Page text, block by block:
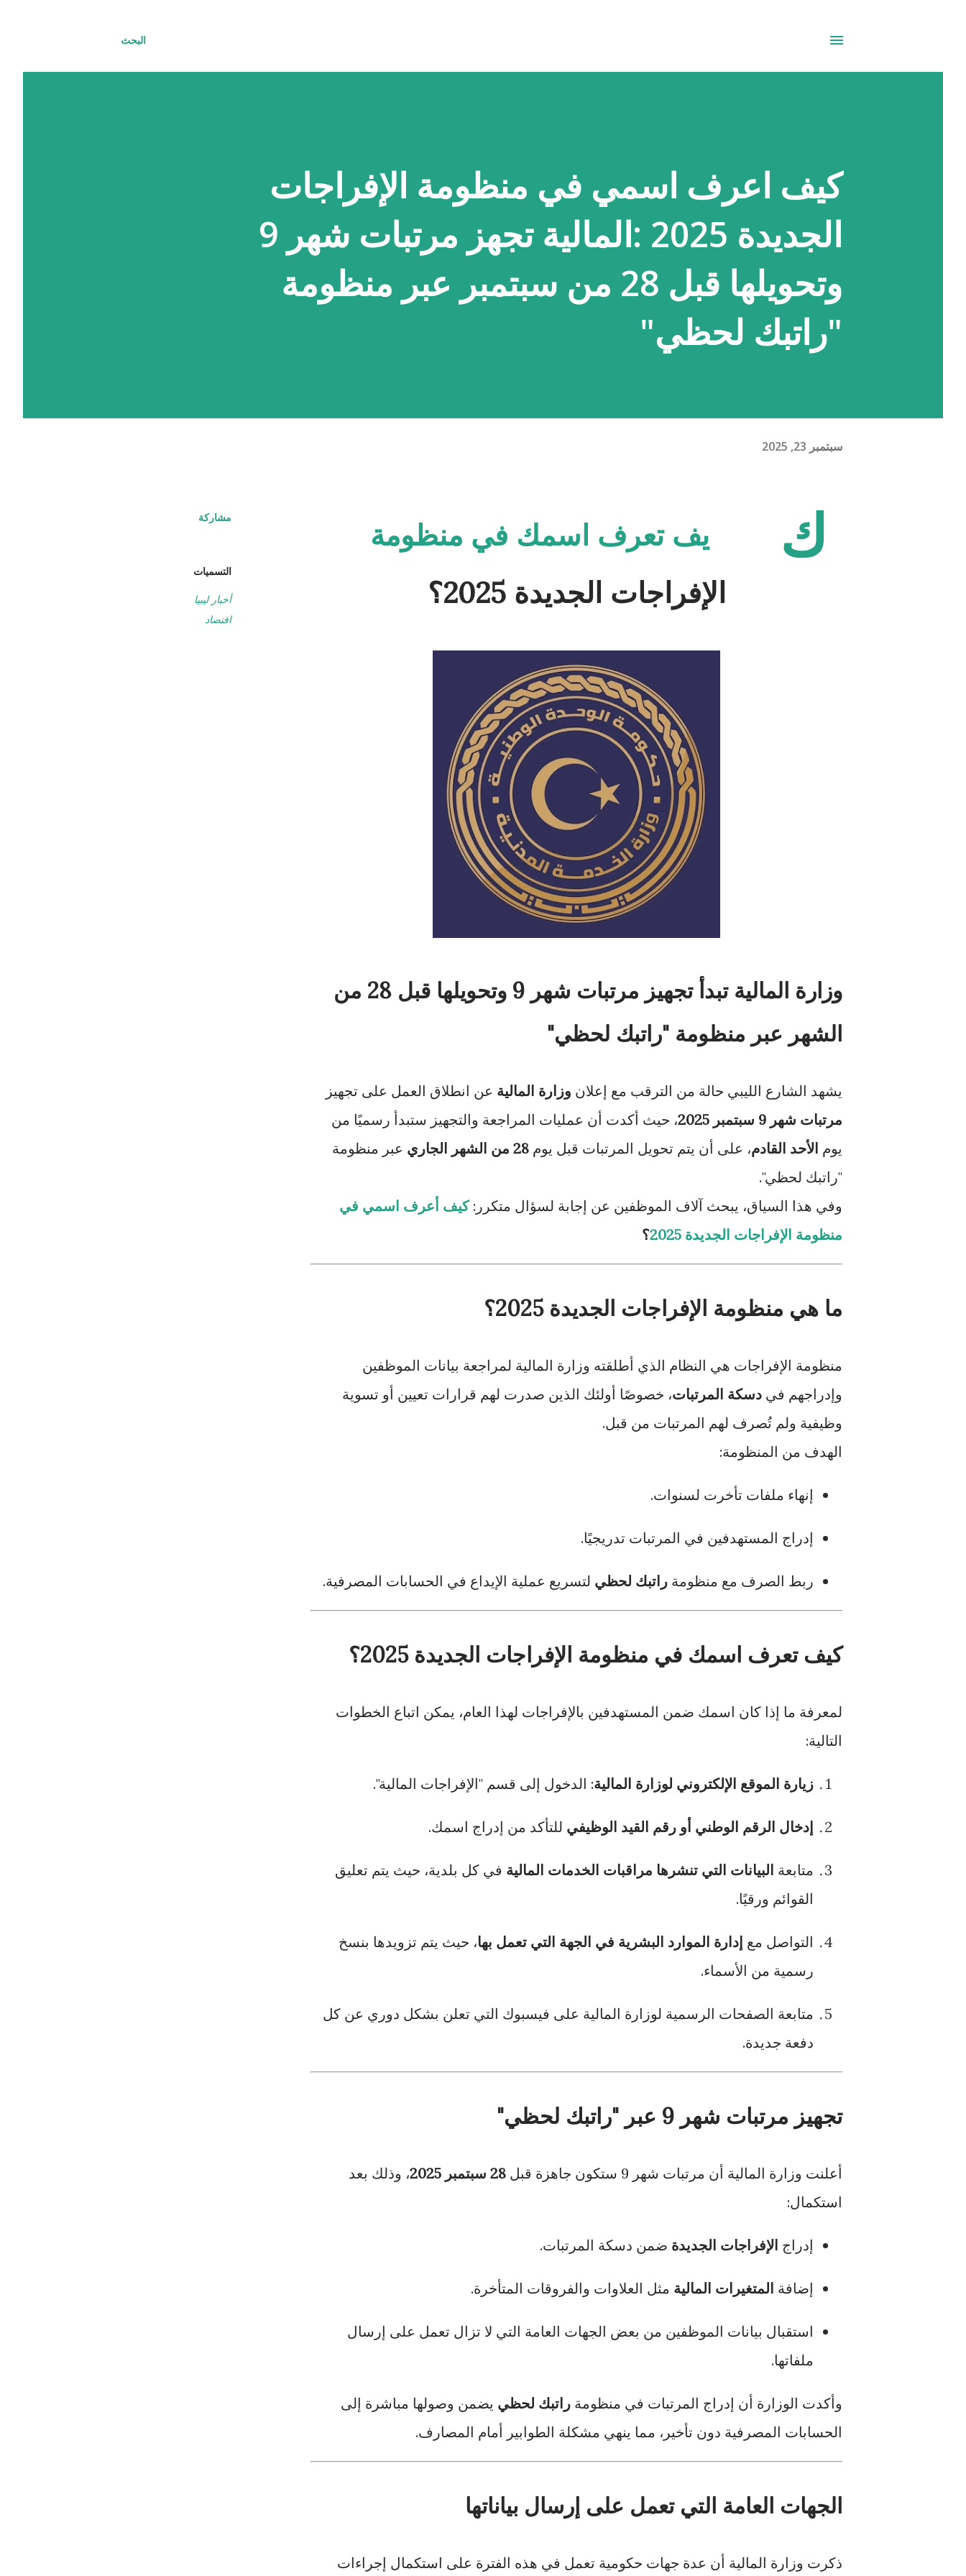
البحث
كيف اعرف اسمي في منظومة الإفراجات
الجديدة 2025 :المالية تجهز مرتبات شهر 9
وتحويلها قبل 28 من سبتمبر عبر منظومة
"راتبك لحظي"
سبتمبر 23, 2025
ك
يف تعرف اسمك في منظومة
الإفراجات الجديدة 2025؟
وزارة المالية تبدأ تجهيز مرتبات شهر 9 وتحويلها قبل 28 من
الشهر عبر منظومة "راتبك لحظي"
يشهد الشارع الليبي حالة من الترقب مع إعلان وزارة المالية عن انطلاق العمل على تجهيز
مرتبات شهر 9 سبتمبر 2025
، حيث أكدت أن عمليات المراجعة والتجهيز ستبدأ رسميًا من
يوم الأحد القادم، على أن يتم تحويل المرتبات قبل يوم 28 من الشهر الجاري
عبر منظومة
"راتبك لحظي".
وفي هذا السياق، يبحث آلاف الموظفين عن إجابة لسؤال متكرر:كيف أعرف اسمي في
منظومة الإفراجات الجديدة 2025
؟
ما هي منظومة الإفراجات الجديدة 2025؟
منظومة الإفراجات هي النظام الذي أطلقته وزارة المالية لمراجعة بيانات الموظفين
وإدراجهم في دسكة المرتبات، خصوصًا أولئك الذين صدرت لهم قرارات تعيين أو تسوية
وظيفية ولم تُصرف لهم المرتبات من قبل.
الهدف من المنظومة:
إنهاء ملفات تأخرت لسنوات.
إدراج المستهدفين في المرتبات تدريجيًا.
ربط الصرف مع منظومة راتبك لحظي لتسريع عملية الإيداع في الحسابات المصرفية.
كيف تعرف اسمك في منظومة الإفراجات الجديدة 2025؟
لمعرفة ما إذا كان اسمك ضمن المستهدفين بالإفراجات لهذا العام، يمكن اتباع الخطوات
التالية:
زيارة الموقع الإلكتروني لوزارة المالية: الدخول إلى قسم "الإفراجات المالية".
إدخال الرقم الوطني أو رقم القيد الوظيفي للتأكد من إدراج اسمك.
متابعة البيانات التي تنشرها مراقبات الخدمات المالية في كل بلدية، حيث يتم تعليق
القوائم ورقيًا.
التواصل مع إدارة الموارد البشرية في الجهة التي تعمل بها، حيث يتم تزويدها بنسخ
رسمية من الأسماء.
متابعة الصفحات الرسمية لوزارة المالية على فيسبوك التي تعلن بشكل دوري عن كل
دفعة جديدة.
تجهيز مرتبات شهر 9 عبر "راتبك لحظي"
أعلنت وزارة المالية أن مرتبات شهر 9 ستكون جاهزة قبل 28 سبتمبر 2025
، وذلك بعد
استكمال:
إدراج الإفراجات الجديدة ضمن دسكة المرتبات.
إضافة المتغيرات المالية مثل العلاوات والفروقات المتأخرة.
استقبال بيانات الموظفين من بعض الجهات العامة التي لا تزال تعمل على إرسال
ملفاتها.
وأكدت الوزارة أن إدراج المرتبات في منظومة راتبك لحظي يضمن وصولها مباشرة إلى
الحسابات المصرفية دون تأخير، مما ينهي مشكلة الطوابير أمام المصارف.
الجهات العامة التي تعمل على إرسال بياناتها
ذكرت وزارة المالية أن عدة جهات حكومية تعمل في هذه الفترة على استكمال إجراءات
مشاركة
التسميات
أخبار ليبيا
اقتصاد